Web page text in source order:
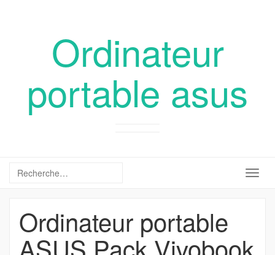
Ordinateur
portable asus
Ordinateur portable
ASUS Pack Vivobook